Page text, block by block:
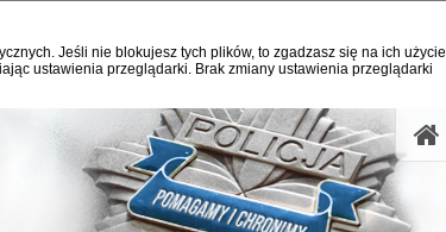
Jeśli nie blokujesz tych plików, to zgadzasz się na ich użycie
ustawienia przeglądarki. Brak zmiany ustawienia przeglądarki